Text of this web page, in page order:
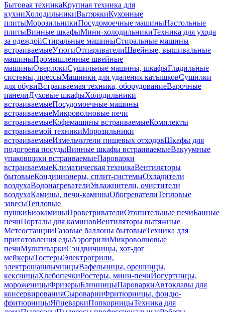
Бытовая техникаКрупная техника для
кухниХолодильникиВытяжкиКухонные
плитыМорозильникиПосудомоечные машиныНастольные
плитыВинные шкафыМини-холодильникиТехника для ухода
за одеждойСтиральные машиныСтиральные машины
встраиваемыеУтюгиОтпаривателиШвейные, вышивальные
машиныПромышленные швейные
машиныОверлокиСушильные машины, шкафыГладильные
системы, прессыМашинки для удаления катышковСушилки
для обувиВстраиваемая техника, оборудованиеВарочные
панелиДуховые шкафыХолодильники
встраиваемыеПосудомоечные машины
встраиваемыеМикроволновые печи
встраиваемыеКофемашины встраиваемыеКомплекты
встраиваемой техникиМорозильники
встраиваемыеИзмельчители пищевых отходовШкафы для
подогрева посудыВинные шкафы встраиваемыеВакуумные
упаковщики встраиваемыеПароварки
встраиваемыеКлиматическая техникаВентиляторы
бытовыеКондиционеры, сплит-системыОхладители
воздухаВодонагревателиУвлажнители, очистители
воздухаКамины, печи-каминыОбогревателиТепловые
завесыТепловые
пушкиБиокаминыПроветривателиОтопительные печиБанные
печиПорталы для каминовВентиляторы вытяжные
МетеостанцииГазовые баллоны бытовыеТехника для
приготовления едыАэрогрилиМикроволновые
печиМультиваркиСэндвичницы, хот-дог
мейкерыТостерыЭлектрогрили,
электрошашлычницыВафельницы, орешницы,
кексницыХлебопечкиРостеры, мини-печиЙогуртницы,
мороженицыФризерыБлинницыПароваркиАвтоклавы для
консервированияСыроварниФритюрницы, фондю-
фритюрницыЯйцеваркиПопкорницыТехника для